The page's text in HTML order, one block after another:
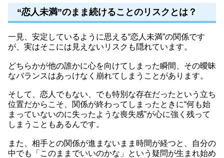
“恋人未満”のまま続けることのリスクとは？
一見、安定しているように思える“恋人未満”の関係です
が、実はそこには見えないリスクも隠れています。
どちらかが他の誰かに心を向けてしまった瞬間、その曖昧
なバランスはあっけなく崩れてしまうことがあります。
そして、恋人でもない、でも特別な存在だったという立ち
位置だからこそ、関係が終わってしまったときに“何も始
まっていないのに失ったような喪失感”が心に強く残って
しまうこともあるんです。
また、相手との関係が進まないまま時間が経つと、自分の
中でも「このままでいいのかな」という疑問が生まれ始め